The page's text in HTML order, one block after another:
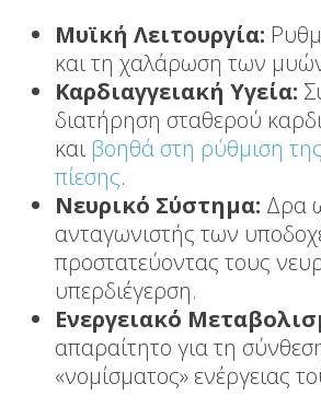
Μυϊκή Λειτουργία:
και τη χαλάρωση των
Καρδιαγγειακή Υγεία:
διατήρηση σταθερού
και βοηθά στη ρύθμιση
πίεσης.
Νευρικό Σύστημα: Δρα
ανταγωνιστής των
προστατεύοντας τους
υπερδιέγερση.
Ενεργειακό
απαραίτητο για τη
«νομίσματος» ενέργειας